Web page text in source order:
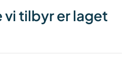
vi tilbyr er laget